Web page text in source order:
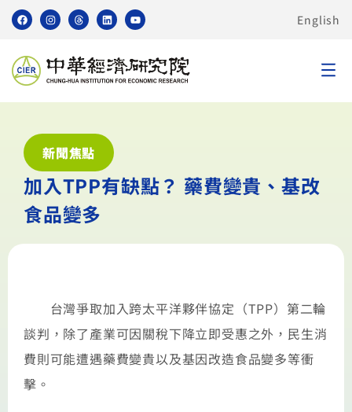
English
新聞焦點
加入TPP有缺點？ 藥費變貴、基改
食品變多
台灣爭取加入跨太平洋夥伴協定（TPP）第二輪
談判，除了產業可因關稅下降立即受惠之外，民生消
費則可能遭遇藥費變貴以及基因改造食品變多等衝
擊。